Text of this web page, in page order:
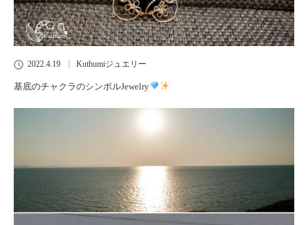
2022.4.19 Kuthumiジュエリー
基底のチャクラのシンボルJewelry